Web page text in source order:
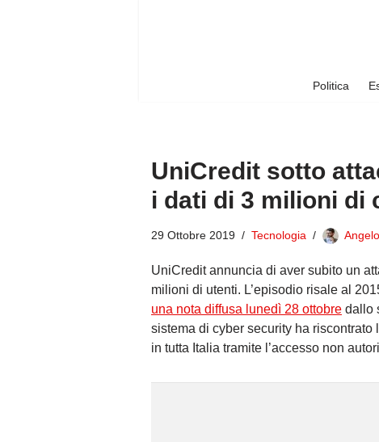
Politica
UniCredit sotto
i dati di 3 milioni di
29 Ottobre 2019 Tecnologia Angelo
UniCredit annuncia di aver subito un
milioni di utenti. L’episodio risale al
una nota diffusa lunedì 28 ottobre dallo
sistema di cyber security ha
in tutta Italia tramite l’accesso non